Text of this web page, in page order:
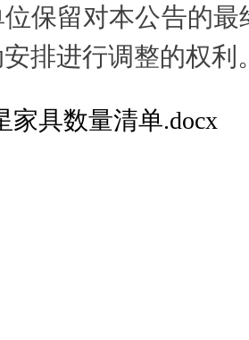
保留对本公告的
排进行调整的权利
家具数量清单.docx